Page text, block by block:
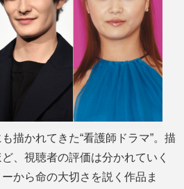
描かれてきた“看護師ドラマ”。描
、視聴者の評価は分かれていく
から命の大切さを説く作品ま